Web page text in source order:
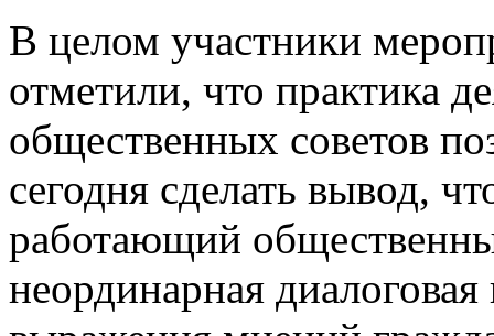
В целом участники
отметили, что практика
общественных советов
сегодня сделать вывод,
работающий
неординарная